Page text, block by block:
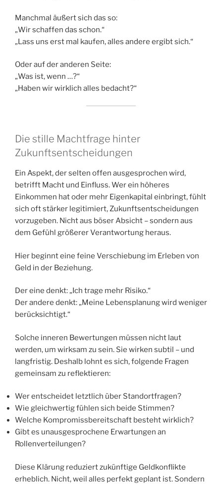
Manchmal äußert sich das so:
„Wir schaffen das schon.“
„Lass uns erst mal kaufen, alles andere ergibt sich.“
Oder auf der anderen Seite:
„Was ist, wenn …?“
„Haben wir wirklich alles bedacht?“
Die stille Machtfrage hinter
Zukunftsentscheidungen
Ein Aspekt, der selten offen ausgesprochen wird,
betrifft Macht und Einfluss. Wer ein höheres
Einkommen hat oder mehr Eigenkapital einbringt, fühlt
sich oft stärker legitimiert, Zukunftsentscheidungen
vorzugeben. Nicht aus böser Absicht – sondern aus
dem Gefühl größerer Verantwortung heraus.
Hier beginnt eine feine Verschiebung im Erleben von
Geld in der Beziehung.
Der eine denkt: „Ich trage mehr Risiko.“
Der andere denkt: „Meine Lebensplanung wird weniger
berücksichtigt.“
Solche inneren Bewertungen müssen nicht laut
werden, um wirksam zu sein. Sie wirken subtil – und
langfristig. Deshalb lohnt es sich, folgende Fragen
gemeinsam zu reflektieren:
Wer entscheidet letztlich über Standortfragen?
Wie gleichwertig fühlen sich beide Stimmen?
Welche Kompromissbereitschaft besteht wirklich?
Gibt es unausgesprochene Erwartungen an
Rollenverteilungen?
Diese Klärung reduziert zukünftige Geldkonflikte
erheblich. Nicht, weil alles perfekt geplant ist. Sondern